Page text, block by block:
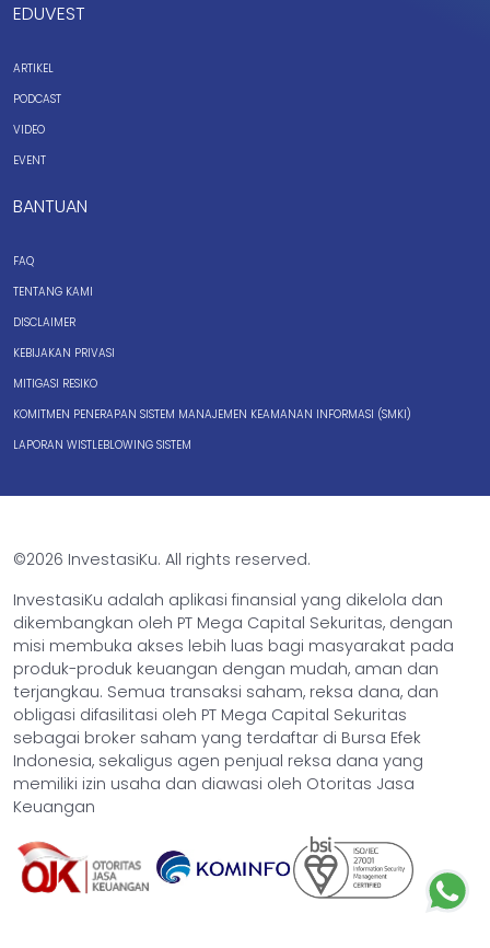
EDUVEST
ARTIKEL
PODCAST
VIDEO
EVENT
BANTUAN
FAQ
TENTANG KAMI
DISCLAIMER
KEBIJAKAN PRIVASI
MITIGASI RESIKO
KOMITMEN PENERAPAN SISTEM MANAJEMEN KEAMANAN INFORMASI (SMKI)
LAPORAN WISTLEBLOWING SISTEM
©2026 InvestasiKu. All rights reserved.
InvestasiKu adalah aplikasi finansial yang dikelola dan
dikembangkan oleh PT Mega Capital Sekuritas, dengan
misi membuka akses lebih luas bagi masyarakat pada
produk-produk keuangan dengan mudah, aman dan
terjangkau. Semua transaksi saham, reksa dana, dan
obligasi difasilitasi oleh PT Mega Capital Sekuritas
sebagai broker saham yang terdaftar di Bursa Efek
Indonesia, sekaligus agen penjual reksa dana yang
memiliki izin usaha dan diawasi oleh Otoritas Jasa
Keuangan